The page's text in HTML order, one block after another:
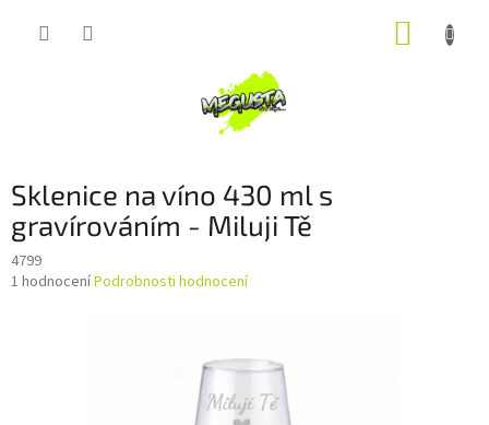
Sklenice na víno 430 ml s
gravírováním - Miluji Tě
4799
Průměrné
1 hodnoceníPodrobnosti hodnocení